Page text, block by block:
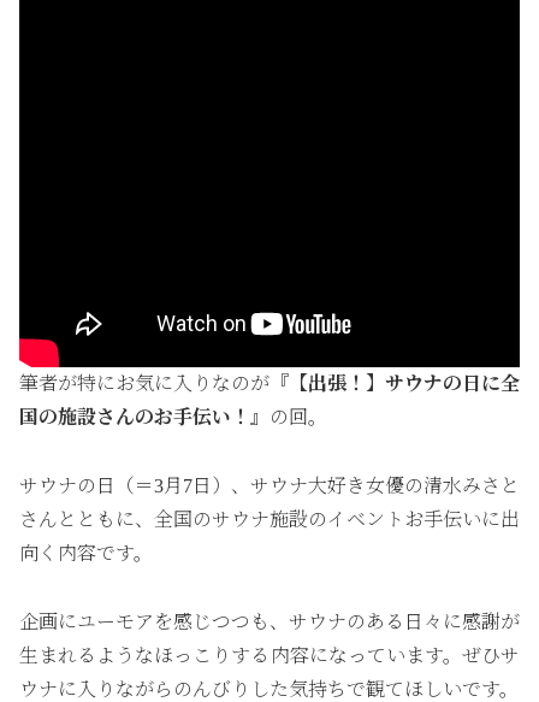
筆者が特にお気に入りなのが 『 【出張！】サウナの日に全
国の施設さんのお手伝い！』
の回。
サウナの日（＝3月7日）、サウナ大好き女優の清水みさと
さんとともに、全国のサウナ施設のイベントお手伝いに出
向く内容です。
企画にユーモアを感じつつも、サウナのある日々に感謝が
生まれるようなほっこりする内容になっています。ぜひサ
ウナに入りながらのんびりした気持ちで観てほしいです。